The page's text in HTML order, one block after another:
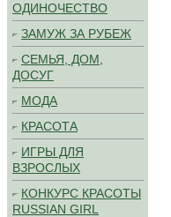
ОДИНОЧЕСТВО
ЗАМУЖ ЗА РУБЕЖ
СЕМЬЯ, ДОМ,
ДОСУГ
МОДА
КРАСОТА
ИГРЫ ДЛЯ
ВЗРОСЛЫХ
КОНКУРС КРАСОТЫ
RUSSIAN GIRL